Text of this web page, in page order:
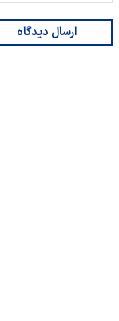
ارسال دیدگاه